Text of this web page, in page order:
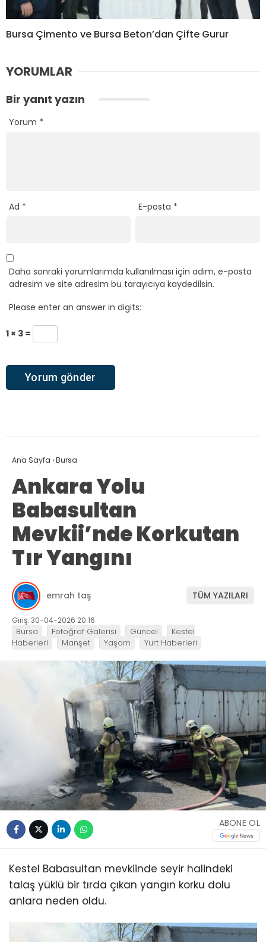
Bursa Çimento ve Bursa Beton’dan Çifte Gurur
YORUMLAR
Bir yanıt yazın
Yorum *
Ad * E-posta *
Daha sonraki yorumlarımda kullanılması için adım, e-posta
adresim ve site adresim bu tarayıcıya kaydedilsin.
Please enter an answer in digits:
1 × 3 =
Ana Sayfa ›Bursa
Ankara Yolu
Babasultan
Mevkii’nde Korkutan
Tır Yangını
emrah taş TÜM YAZILARI
Giriş: 30-04-2026 20:16
Bursa Fotoğraf Galerisi Güncel
Kestel
Haberleri
Manşet Yaşam Yurt Haberleri
ABONE OL
Kestel Babasultan mevkiinde seyir halindeki
talaş yüklü bir tırda çıkan yangın korku dolu
anlara neden oldu.